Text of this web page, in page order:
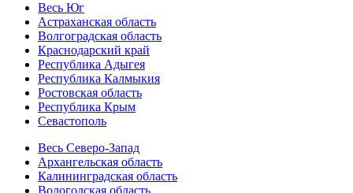
Весь Юг
Астраханская область
Волгоградская область
Краснодарский край
Республика Адыгея
Республика Калмыкия
Ростовская область
Республика Крым
Севастополь
Весь Северо-Запад
Архангельская область
Калининградская область
Вологодская область